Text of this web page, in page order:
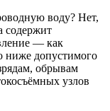
воду? Нет,
содержит
— как
ниже допустимого
обрывам
узлов